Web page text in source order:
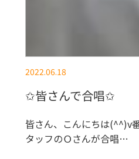
2022.06.18
✩皆さんで合唱✩
皆さん、こんにちは(^^)v
タッフのＯさんが合唱…